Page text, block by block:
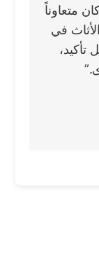
متعاوناً
في
تأكيد،